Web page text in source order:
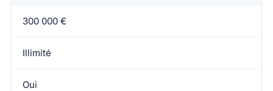
300 000 €
Illimité
Oui